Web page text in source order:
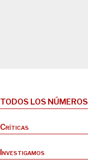
TODOS LOS NÚMEROS
Críticas
Investigamos